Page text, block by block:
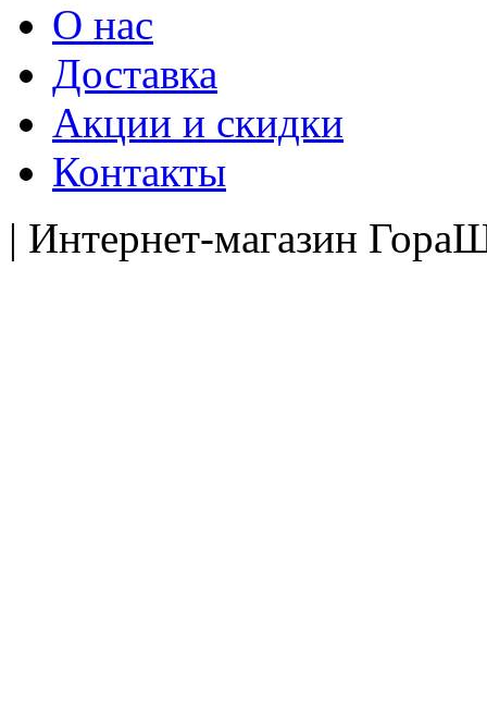
О нас
Доставка
Акции и скидки
Контакты
| Интернет-магазин